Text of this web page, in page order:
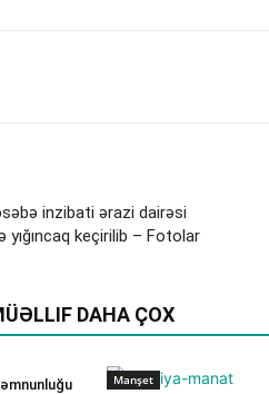
inzibati ərazi dairəsi
yığıncaq keçirilib – Fotolar
DAHA ÇOX
Manşet